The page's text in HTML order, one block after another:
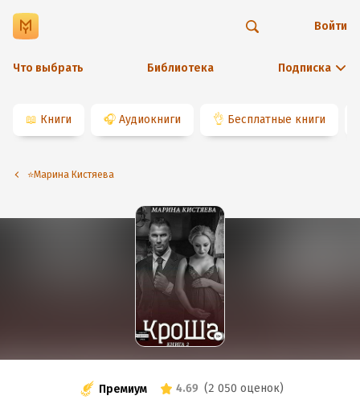
Что выбрать Библиотека Подписка
Войти
📖 Книги 🎧 Аудиокниги 👌 Бесплатные книги
⭐️Марина Кистяева
Премиум 4.69 (2 050 оценок)